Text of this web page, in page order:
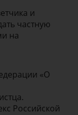
и
частную
на
«О
Российской